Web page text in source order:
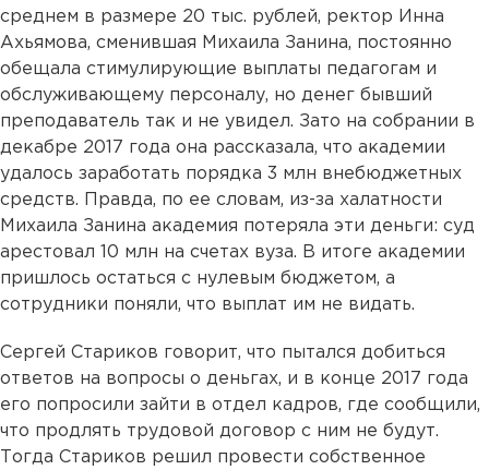
среднем в размере 20 тыс. рублей, ректор Инна
Ахьямова, сменившая Михаила Занина, постоянно
обещала стимулирующие выплаты педагогам и
обслуживающему персоналу, но денег бывший
преподаватель так и не увидел. Зато на собрании в
декабре 2017 года она рассказала, что академии
удалось заработать порядка 3 млн внебюджетных
средств. Правда, по ее словам, из-за халатности
Михаила Занина академия потеряла эти деньги: суд
арестовал 10 млн на счетах вуза. В итоге академии
пришлось остаться с нулевым бюджетом, а
сотрудники поняли, что выплат им не видать.
Сергей Стариков говорит, что пытался добиться
ответов на вопросы о деньгах, и в конце 2017 года
его попросили зайти в отдел кадров, где сообщили,
что продлять трудовой договор с ним не будут.
Тогда Стариков решил провести собственное